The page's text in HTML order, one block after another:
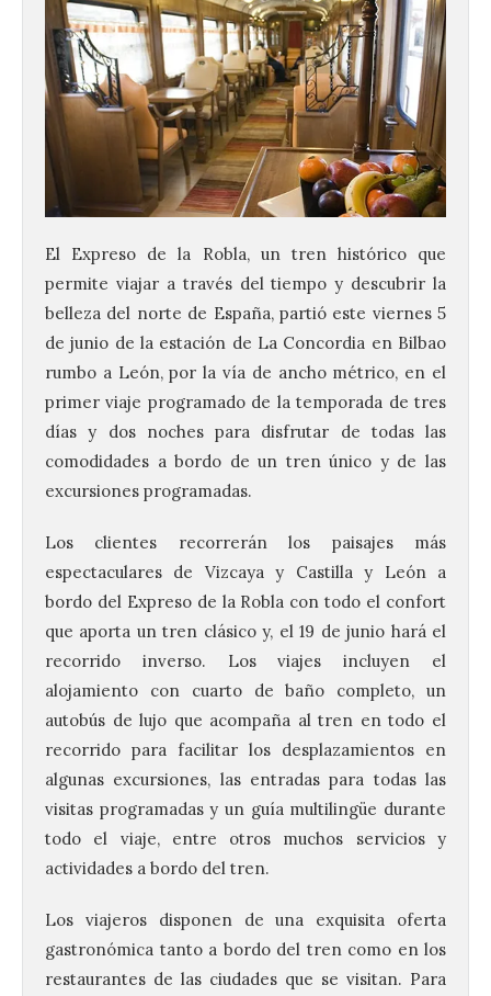
El Expreso de la Robla, un tren histórico que
permite viajar a través del tiempo y descubrir la
belleza del norte de España, partió este viernes 5
de junio de la estación de La Concordia en Bilbao
rumbo a León, por la vía de ancho métrico, en el
primer viaje programado de la temporada de tres
días y dos noches para disfrutar de todas las
comodidades a bordo de un tren único y de las
excursiones programadas.
Los clientes recorrerán los paisajes más
espectaculares de Vizcaya y Castilla y León a
bordo del Expreso de la Robla con todo el confort
que aporta un tren clásico y, el 19 de junio hará el
recorrido inverso. Los viajes incluyen el
alojamiento con cuarto de baño completo, un
autobús de lujo que acompaña al tren en todo el
recorrido para facilitar los desplazamientos en
algunas excursiones, las entradas para todas las
visitas programadas y un guía multilingüe durante
todo el viaje, entre otros muchos servicios y
actividades a bordo del tren.
Los viajeros disponen de una exquisita oferta
gastronómica tanto a bordo del tren como en los
restaurantes de las ciudades que se visitan. Para